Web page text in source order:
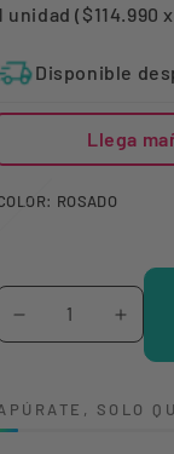
unidad ($114.990
Disponible
Llega
ROSADO
Reducir
MALETA
SOLO